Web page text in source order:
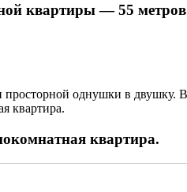
квартиры — 55
однушки в двушку.
квартира.
квартира.